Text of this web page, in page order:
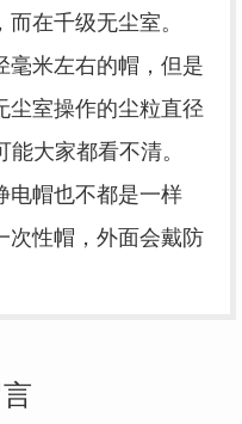
在千级无尘室。
毫米左右的帽，但是
尘室操作的尘粒直径
大家都看不清。
电帽也不都是一样
次性帽，外面会戴防